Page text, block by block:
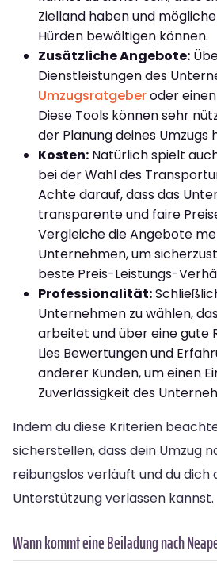
Zielland haben und
Hürden bewältigen können.
Zusätzliche Angebote:
Dienstleistungen des
Umzugsratgeberoder
Diese Tools können sehr
der Planung deines Umzugs
Kosten: Natürlich spielt
bei der Wahl des
Achte darauf, dass das
transparente und faire
Vergleiche die Angebote
Unternehmen, um
beste Preis-Leistungs-
Professionalität:
Unternehmen zu wählen,
arbeitet und über eine gute
Lies Bewertungen und
anderer Kunden, um einen
Zuverlässigkeit des
Indem du diese Kriterien
sicherstellen, dass dein Umzug
reibungslos verläuft und du
Unterstützung verlassen kannst.
Wann kommt eine Beiladung nach